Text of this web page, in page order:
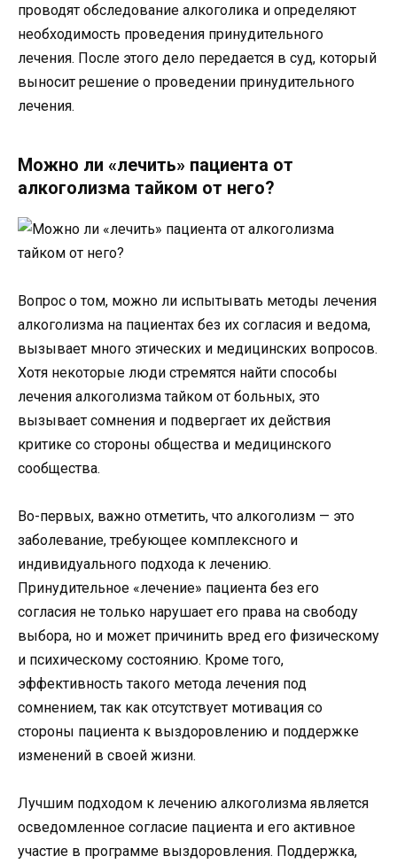
проводят обследование алкоголика и определяют
необходимость проведения принудительного
лечения. После этого дело передается в суд, который
выносит решение о проведении принудительного
лечения.
Можно ли «лечить» пациента от
алкоголизма тайком от него?
Вопрос о том, можно ли испытывать методы лечения
алкоголизма на пациентах без их согласия и ведома,
вызывает много этических и медицинских вопросов.
Хотя некоторые люди стремятся найти способы
лечения алкоголизма тайком от больных, это
вызывает сомнения и подвергает их действия
критике со стороны общества и медицинского
сообщества.
Во-первых, важно отметить, что алкоголизм — это
заболевание, требующее комплексного и
индивидуального подхода к лечению.
Принудительное «лечение» пациента без его
согласия не только нарушает его права на свободу
выбора, но и может причинить вред его физическому
и психическому состоянию. Кроме того,
эффективность такого метода лечения под
сомнением, так как отсутствует мотивация со
стороны пациента к выздоровлению и поддержке
изменений в своей жизни.
Лучшим подходом к лечению алкоголизма является
осведомленное согласие пациента и его активное
участие в программе выздоровления. Поддержка,